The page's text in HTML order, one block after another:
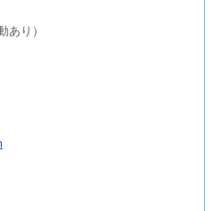
あり）